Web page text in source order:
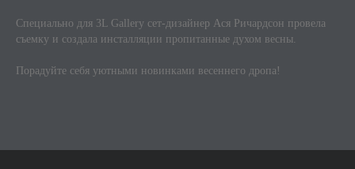
Специально для 3L Gallery сет-дизайнер Ася Ричардсон провела
съемку и создала инсталляции пропитанные духом весны.
Порадуйте себя уютными новинками весеннего дропа!